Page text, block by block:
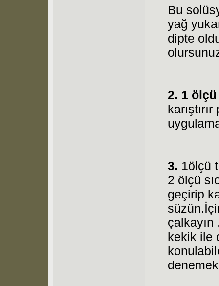
Bu
yağ
dipte
2. 1
3. 1ölçü
2 ölçü
geçirip
çalkayın
kekik ile